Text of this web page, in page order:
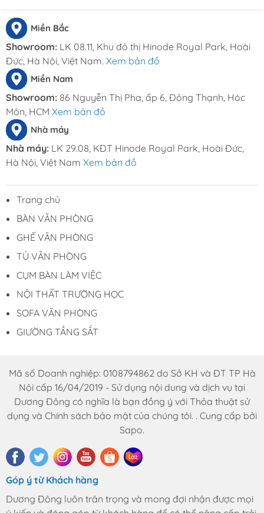
Miền Bắc
Showroom: LK 08.11, Khu đô thị Hinode Royal Park, Hoài
Đức, Hà Nội, Việt Nam. Xem bản đồ
Miền Nam
Showroom: 86 Nguyễn Thị Pha, ấp 6, Đông Thạnh, Hóc
Môn, HCM Xem bản đồ
Nhà máy
Nhà máy: LK 29.08, KĐT Hinode Royal Park, Hoài Đức,
Hà Nội, Việt Nam Xem bản đồ
Trang chủ
BÀN VĂN PHÒNG
GHẾ VĂN PHÒNG
TỦ VĂN PHÒNG
CỤM BÀN LÀM VIỆC
NỘI THẤT TRƯỜNG HỌC
SOFA VĂN PHÒNG
GIƯỜNG TẦNG SẮT
Mã số Doanh nghiệp: 0108794862 do Sở KH và ĐT TP Hà
Nội cấp 16/04/2019 - Sử dụng nội dung và dịch vụ tại
Dương Đông có nghĩa là bạn đồng ý với Thỏa thuật sử
dụng và Chính sách bảo mật của chúng tôi. . Cung cấp bởi
Sapo.
Góp ý từ Khách hàng
Dương Đông luôn trân trọng và mong đợi nhận được mọi